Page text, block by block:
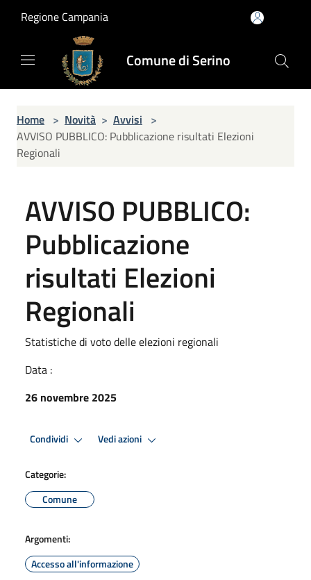
Regione Campania
Comune di Serino
Home > Novità > Avvisi >
AVVISO PUBBLICO: Pubblicazione risultati Elezioni
Regionali
AVVISO PUBBLICO:
Pubblicazione
risultati Elezioni
Regionali
Statistiche di voto delle elezioni regionali
Data :
26 novembre 2025
Condividi Vedi azioni
Categorie:
Comune
Argomenti:
Accesso all'informazione